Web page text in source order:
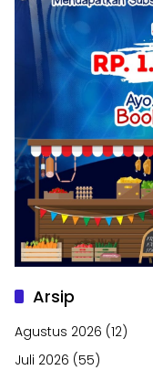
Arsip
Agustus 2026 (12)
Juli 2026 (55)